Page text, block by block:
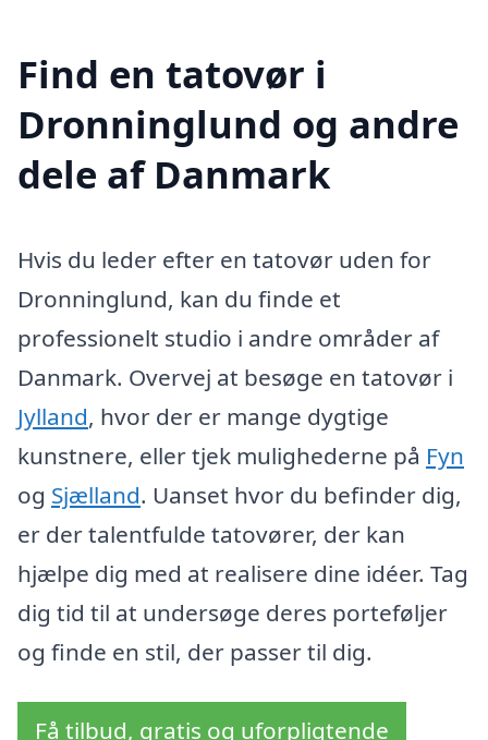
Find en tatovør i
Dronninglund og andre
dele af Danmark
Hvis du leder efter en tatovør uden for
Dronninglund, kan du finde et
professionelt studio i andre områder af
Danmark. Overvej at besøge en tatovør i
Jylland, hvor der er mange dygtige
kunstnere, eller tjek mulighederne på Fyn
og Sjælland. Uanset hvor du befinder dig,
er der talentfulde tatovører, der kan
hjælpe dig med at realisere dine idéer. Tag
dig tid til at undersøge deres porteføljer
og finde en stil, der passer til dig.
Få tilbud, gratis og uforpligtende